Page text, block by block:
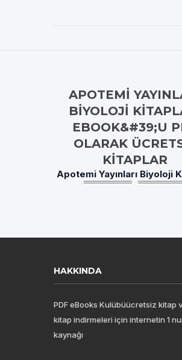
APOTEMI
BIYOLOJI
EBOOK&#39;U
OLARAK
KITAPLAR
Apotemi Yayınları Biyoloji
HAKKINDA
PDF eBooks Kulübüücretsiz kitap
kitap indirmeleri için internetin 1
kaynağı